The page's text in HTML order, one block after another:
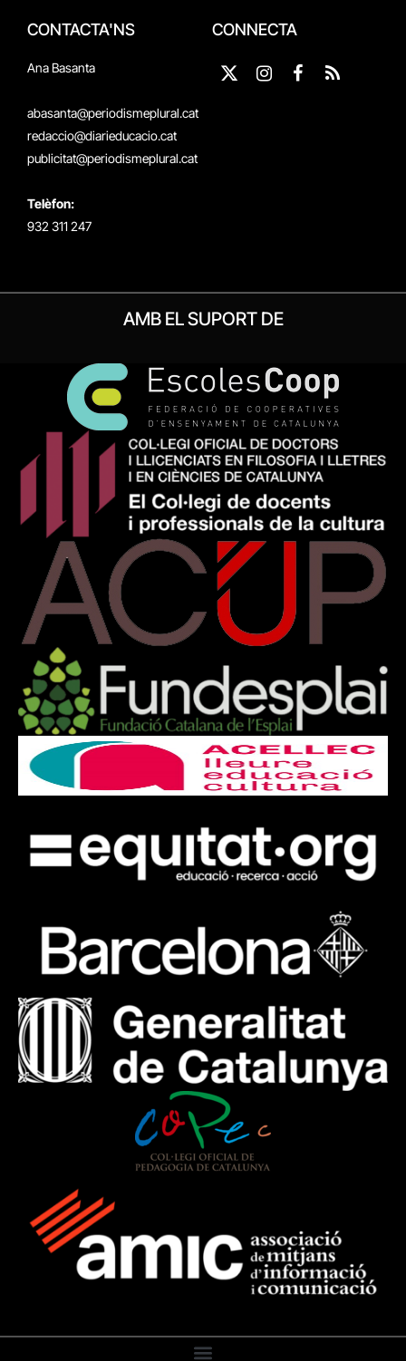
CONTACTA'NS
Ana Basanta
abasanta@periodismeplural.cat
redaccio@diarieducacio.cat
publicitat@periodismeplural.cat
Telèfon:
932 311 247
CONNECTA
X
Instagram
Facebook
RSS
AMB EL SUPORT DE